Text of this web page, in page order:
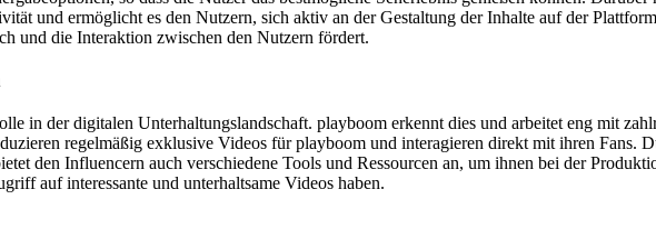
und ermöglicht es den Nutzern, sich aktiv an der Gestaltung der Inhalte auf der
und die Interaktion zwischen den Nutzern fördert.
in der digitalen Unterhaltungslandschaft. playboom erkennt dies und arbeitet eng mit
regelmäßig exklusive Videos für playboom und interagieren direkt mit ihren Fans.
den Influencern auch verschiedene Tools und Ressourcen an, um ihnen bei der
auf interessante und unterhaltsame Videos haben.